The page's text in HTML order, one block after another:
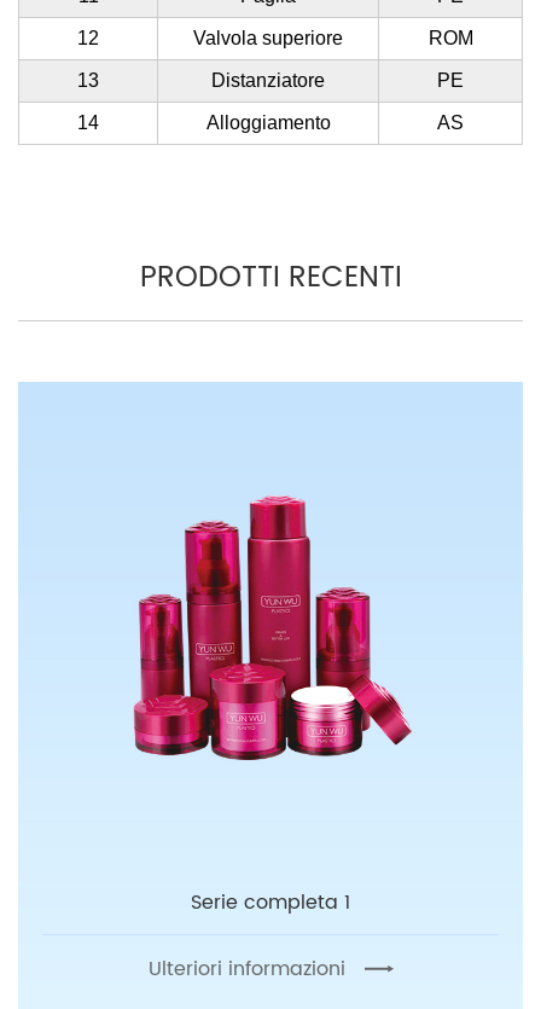
12 Valvola superiore ROM
13 Distanziatore PE
14 Alloggiamento AS
PRODOTTI RECENTI
Serie completa 1
Ulteriori informazioni